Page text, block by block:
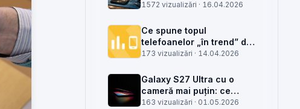
semnal din antenă, din
rețea
1572 vizualizări · 16.04.2026
Ce spune topul
telefoanelor „în trend” din
săptămâna 15 despre
173 vizualizări · 14.04.2026
Galaxy S27 Ultra cu o
cameră mai puțin: ce
înseamnă pentru service,
163 vizualizări · 01.05.2026